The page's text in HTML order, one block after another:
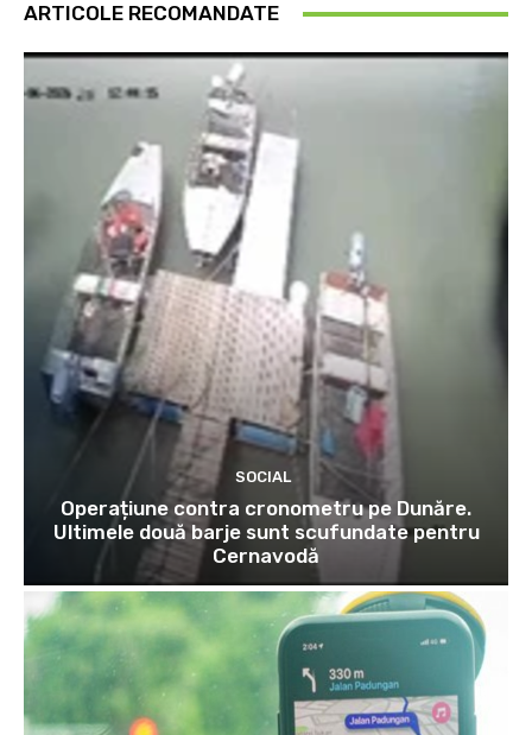
ARTICOLE RECOMANDATE
SOCIAL
Operațiune contra cronometru pe Dunăre.
Ultimele două barje sunt scufundate pentru
Cernavodă